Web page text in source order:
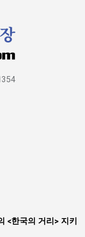
<한국의 거리> 지키